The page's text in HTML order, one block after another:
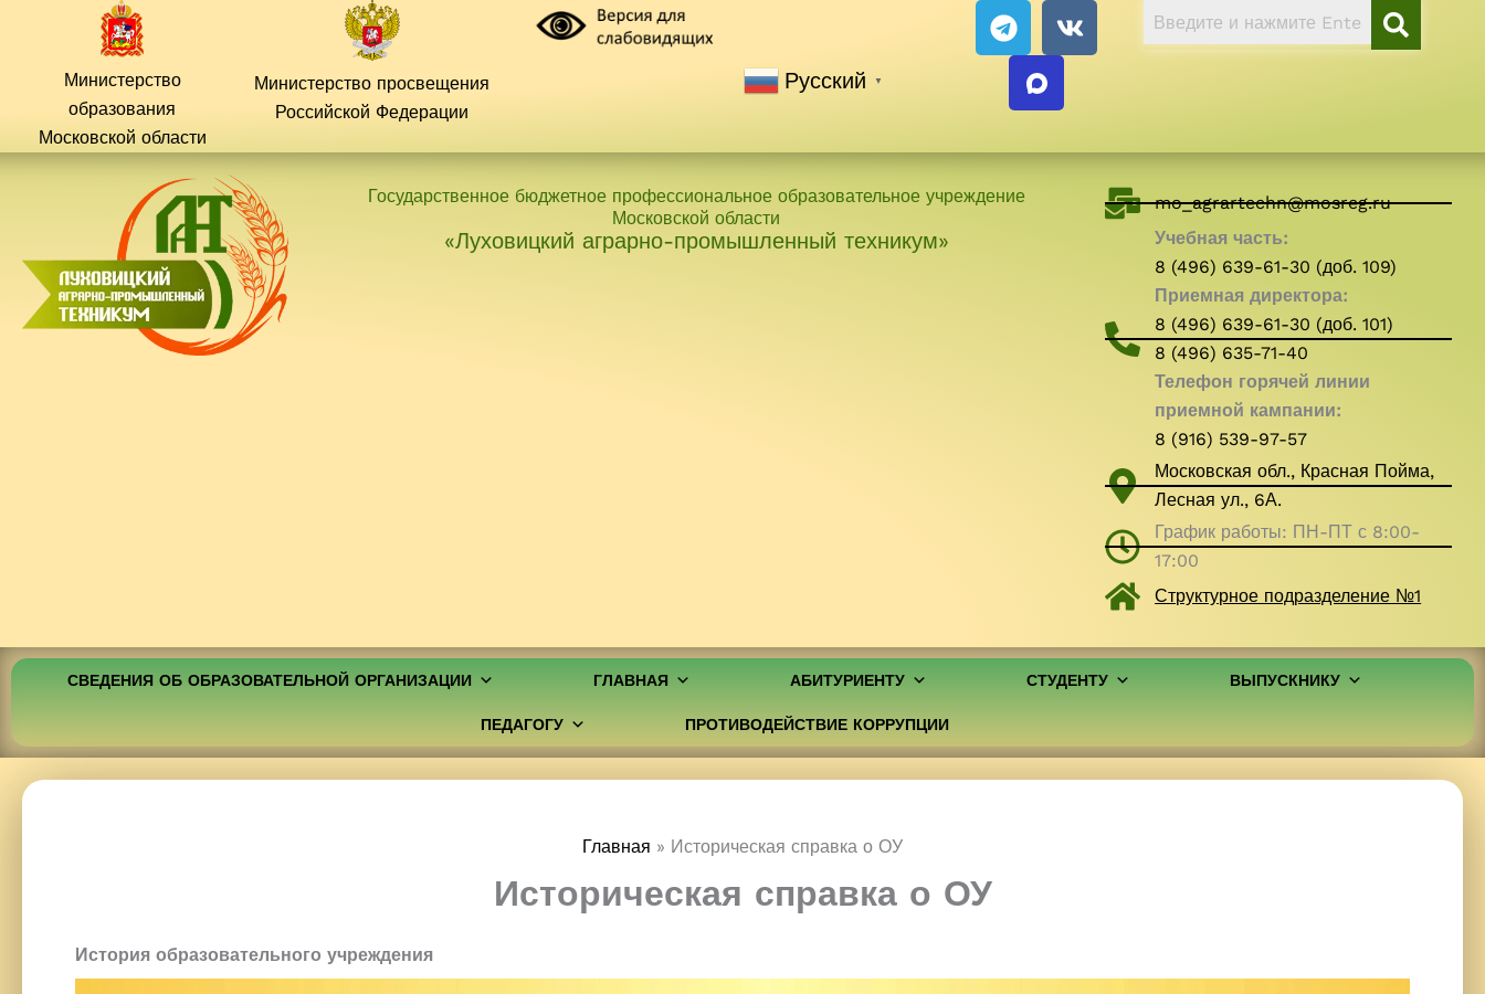
содержимомуМинистерство
образования
Московской области
Министерство просвещения
Российской Федерации
Русский ▼
T
e
l
r
m
V
k
Государственное бюджетное профессиональное образовательное учреждение
Московской области
«Луховицкий аграрно-промышленный техникум»
mo_agrartechn@mosreg.ru
Учебная часть:
8 (496) 639-61-30 (доб. 109)
Приемная директора:
8 (496) 639-61-30 (доб. 101)
8 (496) 635-71-40
Телефон горячей линии
приемной кампании:
8 (916) 539-97-57
Московская обл., Красная Пойма,
Лесная ул., 6А.
График работы: ПН-ПТ с 8:00-
17:00
Структурное подразделение №1
СВЕДЕНИЯ ОБ ОБРАЗОВАТЕЛЬНОЙ ОРГАНИЗАЦИИ ГЛАВНАЯ АБИТУРИЕНТУ СТУДЕНТУ ВЫПУСКНИКУ
ПЕДАГОГУ ПРОТИВОДЕЙСТВИЕ КОРРУПЦИИ
Главная Историческая справка о ОУ
Историческая справка о ОУ
История образовательного учреждения